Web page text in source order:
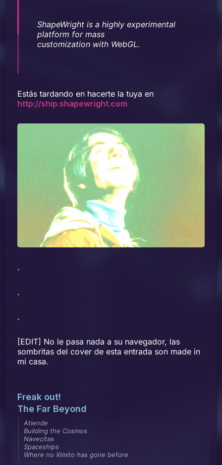
ShapeWright is a highly experimental
platform for mass
customization with WebGL.
Estás tardando en hacerte la tuya en
http://ship.shapewright.com
.
.
.
[EDIT] No le pasa nada a su navegador, las
sombritas del cover de esta entrada son made in
mi casa.
Freak out!
The Far Beyond
Atiende
Building the Cosmos
Navecitas
Spaceships
Where no Ximito has gone before